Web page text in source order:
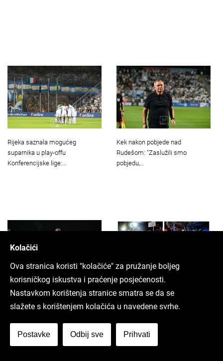
Rijeka saznala mogućeg
suparnika u play-offu
Konferencijske lige:…
Kek nakon pobjede nad
Rudešom: "Zaslužili smo
pobjedu,…
[FOTO] Rijeka pobjedom otvorila
novu sezonu SHNL-a: Lasickas…
[FOTO/VIDEO] Brseč 3na3 okupio
brojne ekipe i gledatelje:
Kolačići
Ova stranica koristi "kolačiće" za pružanje boljeg
korisničkog iskustva i praćenje posjećenosti.
Nastavkom korištenja stranice smatra se da se
slažete s korištenjem kolačića u navedene svrhe.
Postavke Odbij sve Prihvati